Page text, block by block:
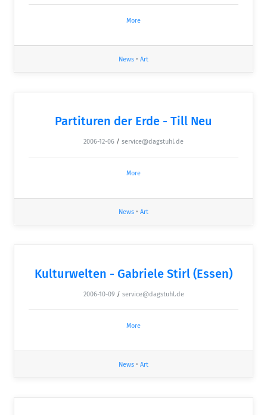
More
News • Art
Partituren der Erde - Till Neu
2006-12-06 / service@dagstuhl.de
More
News • Art
Kulturwelten - Gabriele Stirl (Essen)
2006-10-09 / service@dagstuhl.de
More
News • Art